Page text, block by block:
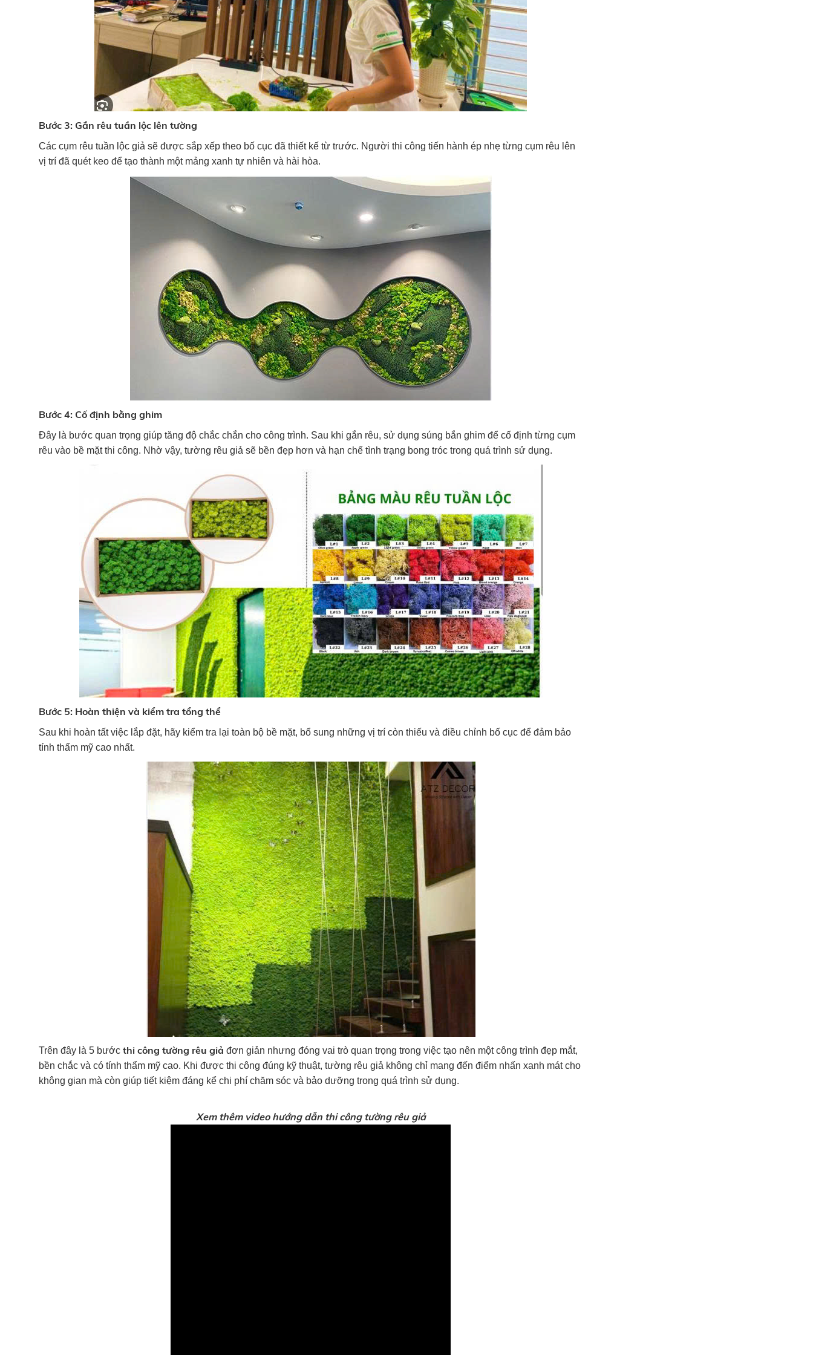
Bước 3: Gắn rêu tuần lộc lên tường
Các cụm rêu tuần lộc giả sẽ được sắp xếp theo bố cục đã thiết kế từ trước. Người thi công tiến hành ép nhẹ từng cụm rêu lên
vị trí đã quét keo để tạo thành một mảng xanh tự nhiên và hài hòa.
Bước 4: Cố định bằng ghim
Đây là bước quan trọng giúp tăng độ chắc chắn cho công trình. Sau khi gắn rêu, sử dụng súng bắn ghim để cố định từng cụm
rêu vào bề mặt thi công. Nhờ vậy, tường rêu giả sẽ bền đẹp hơn và hạn chế tình trạng bong tróc trong quá trình sử dụng.
Bước 5: Hoàn thiện và kiểm tra tổng thể
Sau khi hoàn tất việc lắp đặt, hãy kiểm tra lại toàn bộ bề mặt, bổ sung những vị trí còn thiếu và điều chỉnh bố cục để đảm bảo
tính thẩm mỹ cao nhất.
Trên đây là 5 bước thi công tường rêu giả đơn giản nhưng đóng vai trò quan trọng trong việc tạo nên một công trình đẹp mắt,
bền chắc và có tính thẩm mỹ cao. Khi được thi công đúng kỹ thuật, tường rêu giả không chỉ mang đến điểm nhấn xanh mát cho
không gian mà còn giúp tiết kiệm đáng kể chi phí chăm sóc và bảo dưỡng trong quá trình sử dụng.
Xem thêm video hướng dẫn thi công tường rêu giả